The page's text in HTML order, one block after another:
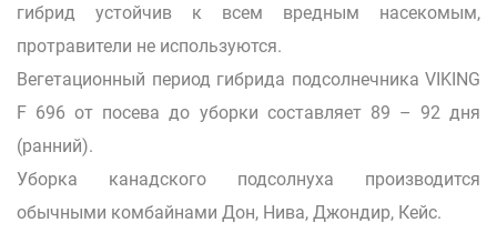
гибрид устойчив к всем вредным насекомым,
протравители не используются.
Вегетационный период гибрида подсолнечника VIKING
F 696 от посева до уборки cоставляет 89 – 92 дня
(ранний).
Уборка канадского подсолнуха производится
обычными комбайнами Дон, Нива, Джондир, Кейс.